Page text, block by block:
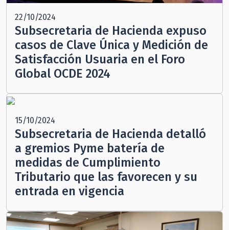
22/10/2024
Subsecretaria de Hacienda expuso
casos de Clave Única y Medición de
Satisfacción Usuaria en el Foro
Global OCDE 2024
15/10/2024
Subsecretaria de Hacienda detalló
a gremios Pyme batería de
medidas de Cumplimiento
Tributario que las favorecen y su
entrada en vigencia